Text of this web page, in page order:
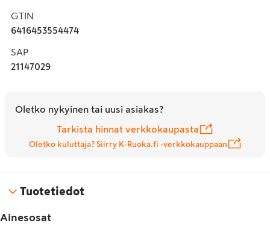
GTIN
6416453554474
SAP
21147029
Oletko nykyinen tai uusi asiakas?
Tarkista hinnat verkkokaupasta
Oletko kuluttaja? Siirry K-Ruoka.fi -verkkokauppaan
Tuotetiedot
Ainesosat